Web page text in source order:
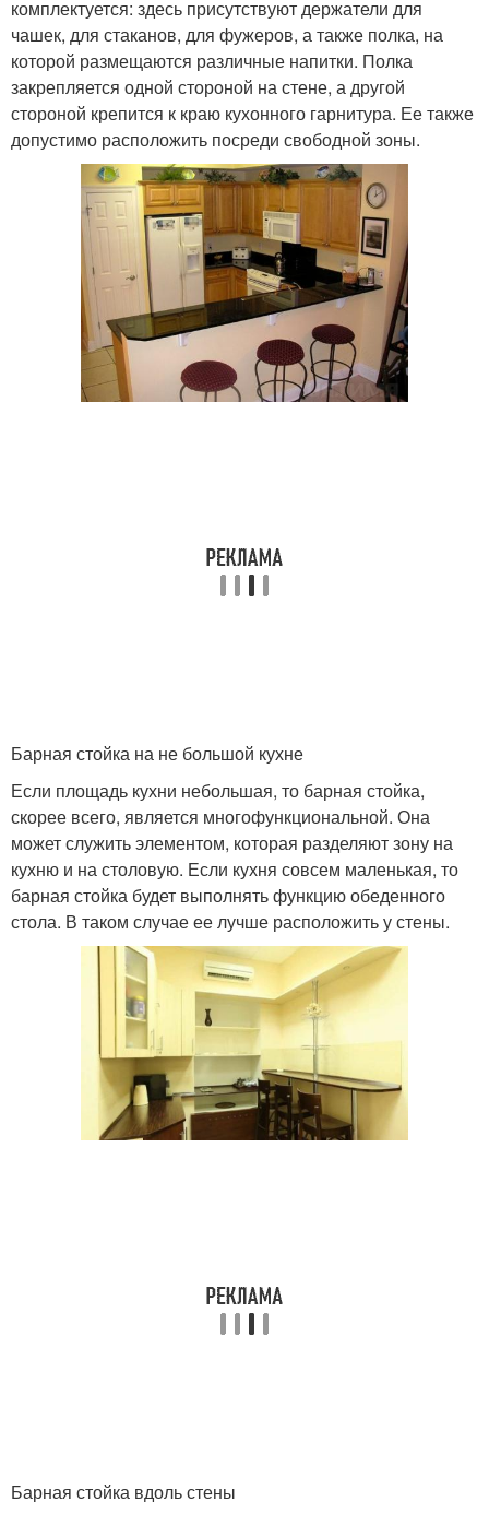
комплектуется: здесь присутствуют держатели для
чашек, для стаканов, для фужеров, а также полка, на
которой размещаются различные напитки. Полка
закрепляется одной стороной на стене, а другой
стороной крепится к краю кухонного гарнитура. Ее также
допустимо расположить посреди свободной зоны.
Барная стойка на не большой кухне
Если площадь кухни небольшая, то барная стойка,
скорее всего, является многофункциональной. Она
может служить элементом, которая разделяют зону на
кухню и на столовую. Если кухня совсем маленькая, то
барная стойка будет выполнять функцию обеденного
стола. В таком случае ее лучше расположить у стены.
Барная стойка вдоль стены